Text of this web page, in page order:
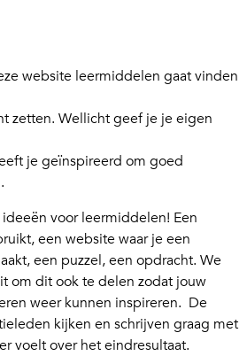
website leermiddelen gaat vinden
zetten. Wellicht geef je je eigen
je geïnspireerd om goed
voor leermiddelen! Een
een website waar je een
een puzzel, een opdracht. We
om dit ook te delen zodat jouw
weer kunnen inspireren. De
kijken en schrijven graag met
voelt over het eindresultaat.